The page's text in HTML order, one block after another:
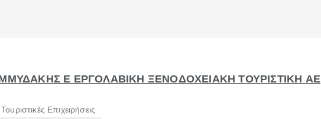
Ε ΕΡΓΟΛΑΒΙΚΗ ΞΕΝΟΔΟΧΕΙΑΚΗ ΤΟΥΡΙΣΤΙΚΗ ΑΕ
Επιχειρήσεις